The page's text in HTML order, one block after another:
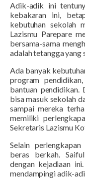
Adik-adik ini
kebakaran ini,
kebutuhan sekolah
Lazismu Parepare
bersama-sama
adalah tetangga yang
Ada banyak
program
bantuan pendidikan.
bisa masuk sekolah
sampai mereka
memiliki
Sekretaris Lazismu
Selain
beras berkah.
dengan kejadiaan
mendampingi adik-